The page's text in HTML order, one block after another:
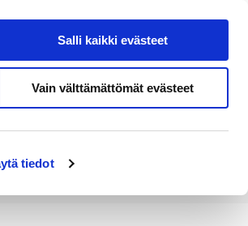
tiedot
Salli kaikki evästeet
Vain välttämättömät evästeet
Hae sivustolta